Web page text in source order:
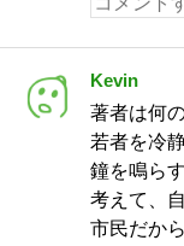
Kevin
著者は何
若者を冷
鐘を鳴ら
考えて、
市民だか